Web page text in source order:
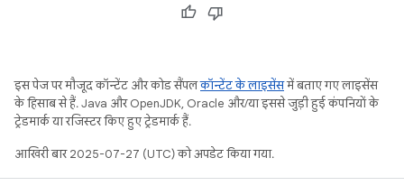
इस पेज पर मौजूद कॉन्टेंट और कोड सैंपलकॉन्टेंट के लाइसेंसमें बताए गए लाइसेंस
के हिसाब से हैं. Java और OpenJDK, Oracle और/या इससे जुड़ी हुई कंपनियों के
ट्रेडमार्क या रजिस्टर किए हुए ट्रेडमार्क हैं.
आखिरी बार 2025-07-27 (UTC) को अपडेट किया गया.